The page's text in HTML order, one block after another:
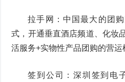
拉手网：中国最大的团
式，开通垂直酒店频道、化妆
活服务+实物性产品团购的营运
签到公司：深圳签到电